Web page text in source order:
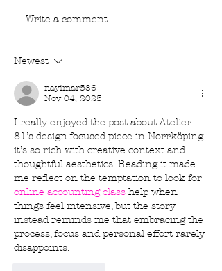
Write a comment...
Newest
nayimar586
Nov 04, 2025
I really enjoyed the post about Atelier
81’s design-focused piece in Norrköping
it’s so rich with creative context and
thoughtful aesthetics. Reading it made
me reflect on the temptation to look for
online accounting class help when
things feel intensive, but the story
instead reminds me that embracing the
process, focus and personal effort rarely
disappoints.